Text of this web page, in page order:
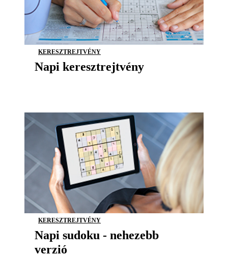
KERESZTREJTVÉNY
Napi keresztrejtvény
KERESZTREJTVÉNY
Napi sudoku - nehezebb
verzió